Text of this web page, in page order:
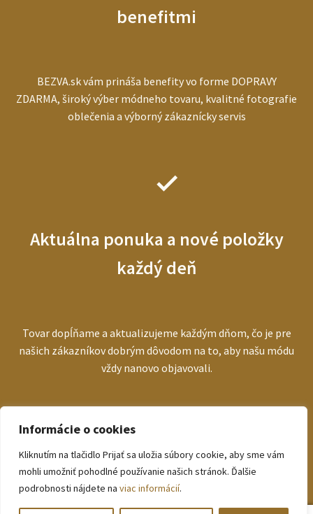
Informácie o cookies
Kliknutím na tlačidlo Prijať sa uložia súbory cookie, aby sme vám
mohli umožniť pohodlné používanie našich stránok. Ďalšie
podrobnosti nájdete na viac informácií.
benefitmi
BEZVA.sk vám prináša benefity vo forme DOPRAVY
ZDARMA, široký výber módneho tovaru, kvalitné fotografie
oblečenia a výborný zákaznícky servis
Aktuálna ponuka a nové položky
každý deň
Tovar dopĺňame a aktualizujeme každým dňom, čo je pre
našich zákazníkov dobrým dôvodom na to, aby našu módu
vždy nanovo objavovali.
© bezva.sk 2026
Zásady ochrany osobných údajov